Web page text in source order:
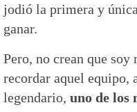
jodió la primera y
ganar.
Pero, no crean que soy
recordar aquel equipo,
legendario, uno de los